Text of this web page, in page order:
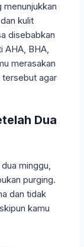
menunjukkan
kulit
disebabkan
AHA, BHA,
merasakan
tersebut agar
Dua
minggu,
purging.
dan tidak
kamu